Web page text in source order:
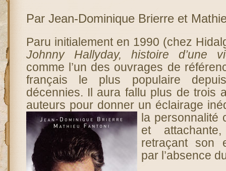
Par Jean-Dominique Brierre et
Paru initialement en 1990 (chez
Johnny Hallyday, histoire d’une
comme l’un des ouvrages de
français le plus populaire
décennies. Il aura fallu plus de trois
auteurs pour donner un éclairage
la personnalité
et
retraçant son
par l’absence